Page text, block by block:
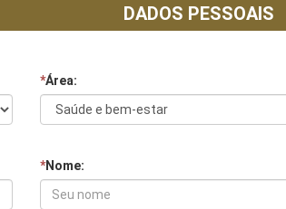
DADOS PESSOAIS
*Área:
*Nome: